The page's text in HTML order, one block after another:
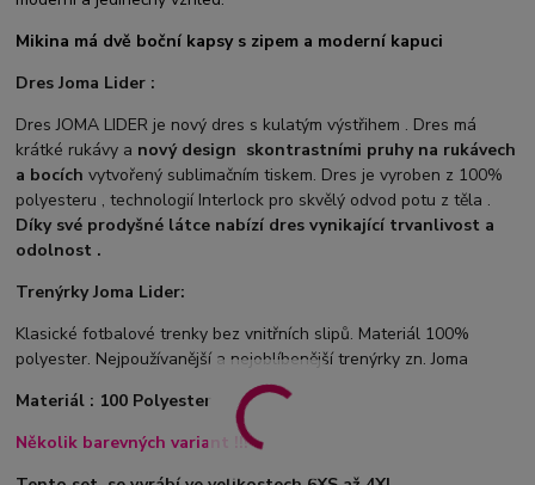
Mikina má dvě boční kapsy s zipem a moderní kapuci
Dres Joma Lider :
Dres JOMA LIDER je nový dres s kulatým výstřihem . Dres má
krátké rukávy a nový design skontrastními pruhy na rukávech
a bocíchvytvořený sublimačním tiskem. Dres je vyroben z 100%
polyesteru , technologií Interlock pro skvělý odvod potu z těla .
Díky své prodyšné látce nabízí dres vynikající trvanlivost a
odolnost .
Trenýrky Joma Lider:
Klasické fotbalové trenky bez vnitřních slipů. Materiál 100%
polyester. Nejpoužívanější a nejoblíbenější trenýrky zn. Joma
Materiál : 100 Polyester
Několik barevných variant !!!